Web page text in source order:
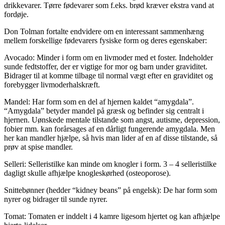
drikkevarer. Tørre fødevarer som f.eks. brød kræver ekstra vand at
fordøje.
Don Tolman fortalte endvidere om en interessant sammenhæng
mellem forskellige fødevarers fysiske form og deres egenskaber:
Avocado: Minder i form om en livmoder med et foster. Indeholder
sunde fedtstoffer, der er vigtige for mor og barn under graviditet.
Bidrager til at komme tilbage til normal vægt efter en graviditet og
forebygger livmoderhalskræft.
Mandel: Har form som en del af hjernen kaldet “amygdala”.
“Amygdala” betyder mandel på græsk og befinder sig centralt i
hjernen. Uønskede mentale tilstande som angst, autisme, depression,
fobier mm. kan forårsages af en dårligt fungerende amygdala. Men
her kan mandler hjælpe, så hvis man lider af en af disse tilstande, så
prøv at spise mandler.
Selleri: Selleristilke kan minde om knogler i form. 3 – 4 selleristilke
dagligt skulle afhjælpe knogleskørhed (osteoporose).
Snittebønner (hedder “kidney beans” på engelsk): De har form som
nyrer og bidrager til sunde nyrer.
Tomat: Tomaten er inddelt i 4 kamre ligesom hjertet og kan afhjælpe